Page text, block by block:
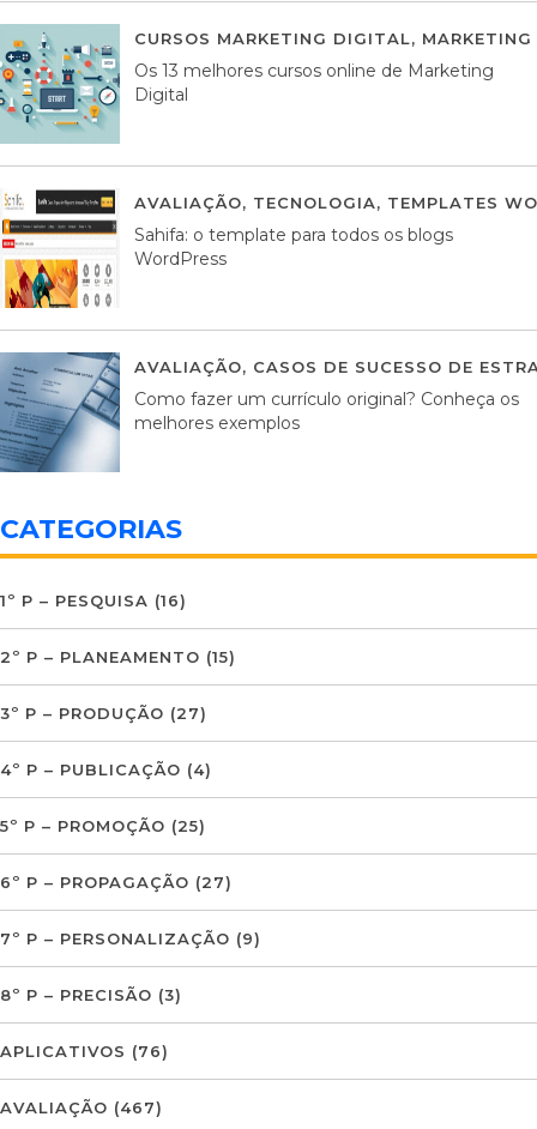
CURSOS MARKETING DIGITAL,
Os 13 melhores cursos online de Marketing
Digital
AVALIAÇÃO, TECNOLOGIA, TEMPLATES
Sahifa: o template para todos os blogs
WordPress
AVALIAÇÃO, CASOS DE SUCESSO DE
Como fazer um currículo original? Conheça os
melhores exemplos
CATEGORIAS
1º P – PESQUISA (16)
2º P – PLANEAMENTO (15)
3º P – PRODUÇÃO (27)
4º P – PUBLICAÇÃO (4)
5º P – PROMOÇÃO (25)
6º P – PROPAGAÇÃO (27)
7º P – PERSONALIZAÇÃO (9)
8º P – PRECISÃO (3)
APLICATIVOS (76)
AVALIAÇÃO (467)